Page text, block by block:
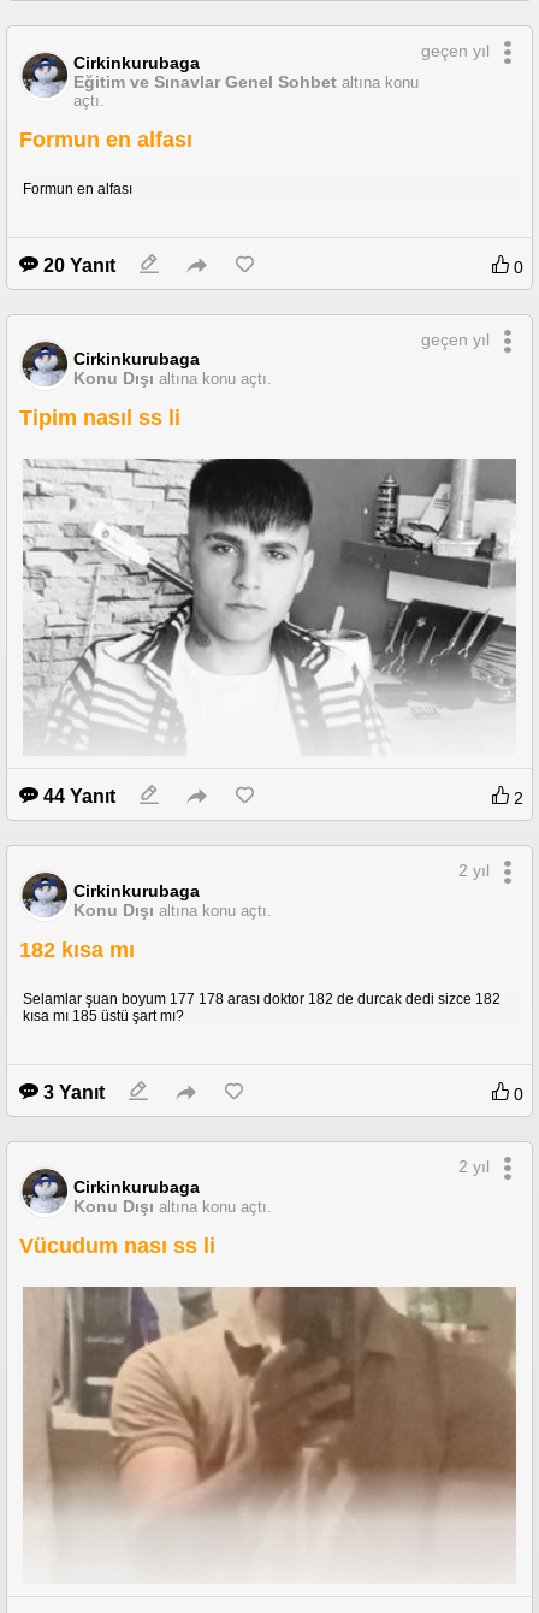
Cirkinkurubaga
Eğitim ve Sınavlar Genel Sohbet altına konu
açtı.
geçen yıl
Formun en alfası
Formun en alfası
20 Yanıt 0
Cirkinkurubaga
Konu Dışı altına konu açtı.
geçen yıl
Tipim nasıl ss li
44 Yanıt 2
Cirkinkurubaga
Konu Dışı altına konu açtı.
2 yıl
182 kısa mı
Selamlar şuan boyum 177 178 arası doktor 182 de durcak dedi sizce 182
kısa mı 185 üstü şart mı?
3 Yanıt 0
Cirkinkurubaga
Konu Dışı altına konu açtı.
2 yıl
Vücudum nası ss li